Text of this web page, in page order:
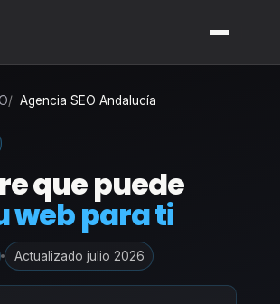
Agencia SEO Andalucía
que puede
web para ti
Actualizado julio 2026